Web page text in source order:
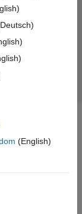
(English)
ス